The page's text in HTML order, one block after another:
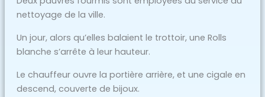
nettoyage de la ville.
Un jour, alors qu’elles balaient le trottoir, une Rolls
blanche s’arrête à leur hauteur.
Le chauffeur ouvre la portière arrière, et une cigale en
descend, couverte de bijoux.